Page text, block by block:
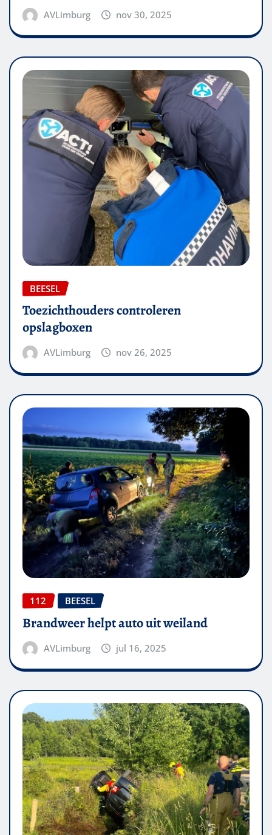
AVLimburg nov 30, 2025
BEESEL
Toezichthouders controleren
opslagboxen
AVLimburg nov 26, 2025
112 BEESEL
Brandweer helpt auto uit weiland
AVLimburg jul 16, 2025